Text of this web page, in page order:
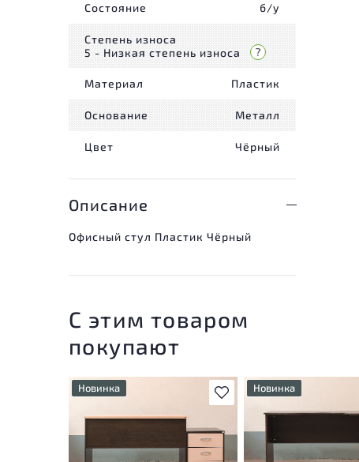
Состояние б/у
Степень износа
5 - Низкая степень износа
Материал Пластик
Основание Металл
Цвет Чёрный
Описание
Офисный стул Пластик Чёрный
С этим товаром
покупают
В избранное
Новинка
незначительные следы
эксплуатации, не влияющие
Новинка
У товара
незначительные следы
эксплуатации, не
на удобство его
использования